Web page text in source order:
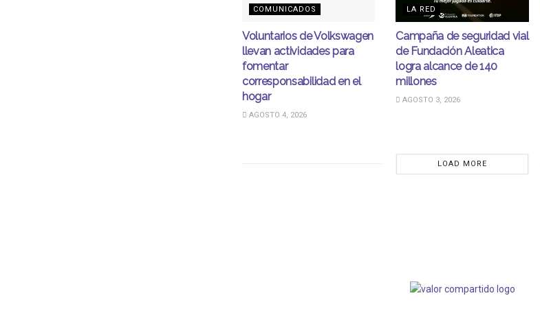
COMUNICADOS
Voluntarios de Volkswagen
llevan actividades para
fomentar
corresponsabilidad en el
hogar
AGOSTO 4, 2026
LA RED
Campaña de seguridad vial
de Fundación Aleatica
logra alcance de 140
millones
AGOSTO 3, 2026
LOAD MORE